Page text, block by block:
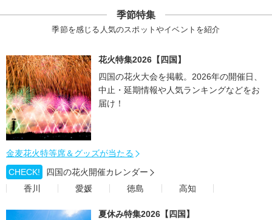
季節特集
季節を感じる人気のスポットやイベントを紹介
花火特集2026【四国】
四国の花火大会を掲載。2026年の開催日、
中止・延期情報や人気ランキングなどをお
届け！
金麦花火特等席＆グッズが当たる
CHECK!
四国の花火開催カレンダー
香川
愛媛 徳島 高知
夏休み特集2026【四国】